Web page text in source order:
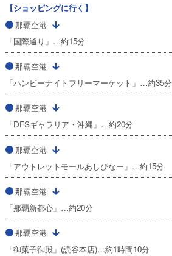
【ショッピングに行く】
那覇空港
「国際通り」…約15分
那覇空港
「ハンビーナイトフリーマーケット」…約35分
那覇空港
「DFSギャラリア・沖縄」…約20分
那覇空港
「アウトレットモールあしびなー」…約15分
那覇空港
「那覇新都心」…約20分
那覇空港
「御菓子御殿」(読谷本店)…約1時間10分